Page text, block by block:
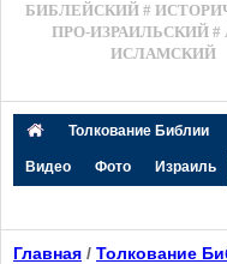
БИБЛЕЙСКИЙ #
ПРО-ИЗРАИЛЬСКИЙ #
ИСЛАМСКИЙ
Толкование Библии
Видео Фото Израиль
Главная / Толкование